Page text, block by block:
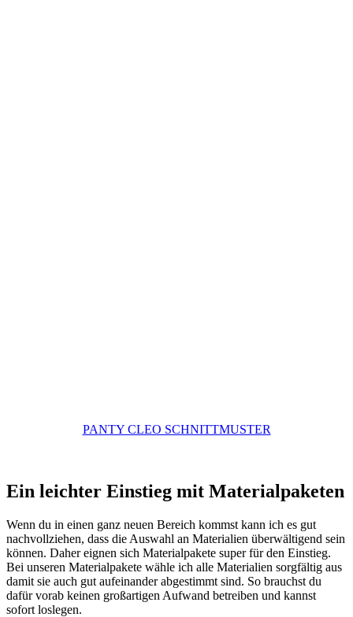
PANTY CLEO SCHNITTMUSTER
Ein leichter Einstieg mit Materialpaketen
Wenn du in einen ganz neuen Bereich kommst kann ich es gut
nachvollziehen, dass die Auswahl an Materialien überwältigend sein
können. Daher eignen sich Materialpakete super für den Einstieg.
Bei unseren Materialpakete wähle ich alle Materialien sorgfältig aus
damit sie auch gut aufeinander abgestimmt sind. So brauchst du
dafür vorab keinen großartigen Aufwand betreiben und kannst
sofort loslegen.